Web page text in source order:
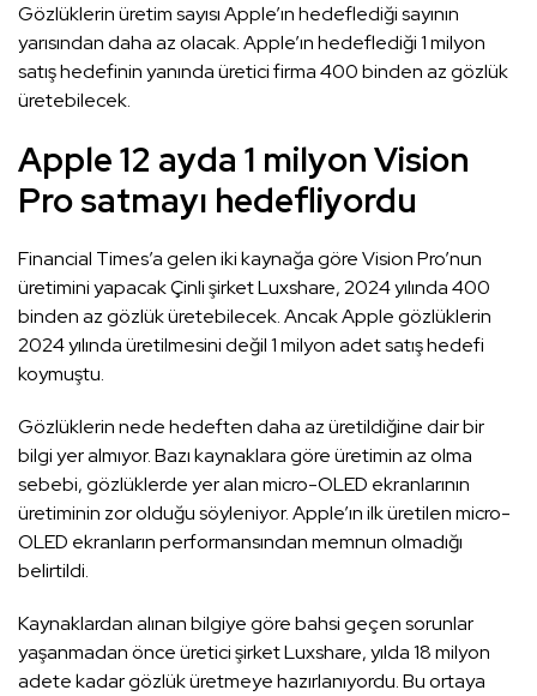
Gözlüklerin üretim sayısı Apple’ın hedeflediği sayının
yarısından daha az olacak. Apple’ın hedeflediği 1 milyon
satış hedefinin yanında üretici firma 400 binden az gözlük
üretebilecek.
Apple 12 ayda 1 milyon Vision
Pro satmayı hedefliyordu
Financial Times’a gelen iki kaynağa göre Vision Pro’nun
üretimini yapacak Çinli şirket Luxshare, 2024 yılında 400
binden az gözlük üretebilecek. Ancak Apple gözlüklerin
2024 yılında üretilmesini değil 1 milyon adet satış hedefi
koymuştu.
Gözlüklerin nede hedeften daha az üretildiğine dair bir
bilgi yer almıyor. Bazı kaynaklara göre üretimin az olma
sebebi, gözlüklerde yer alan micro-OLED ekranlarının
üretiminin zor olduğu söyleniyor. Apple’ın ilk üretilen micro-
OLED ekranların performansından memnun olmadığı
belirtildi.
Kaynaklardan alınan bilgiye göre bahsi geçen sorunlar
yaşanmadan önce üretici şirket Luxshare, yılda 18 milyon
adete kadar gözlük üretmeye hazırlanıyordu. Bu ortaya